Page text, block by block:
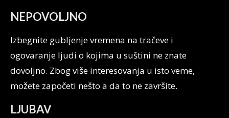
NEPOVOLJNO
Izbegnite gubljenje vremena na tračeve i
ogovaranje ljudi o kojima u suštini ne znate
dovoljno. Zbog više interesovanja u isto veme,
možete započeti nešto a da to ne završite.
LJUBAV